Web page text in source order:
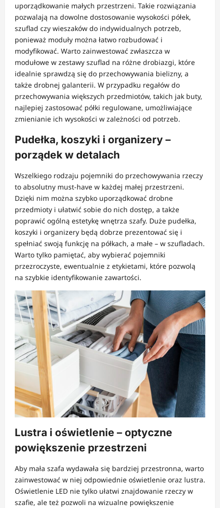
uporządkowanie małych przestrzeni. Takie rozwiązania
pozwalają na dowolne dostosowanie wysokości półek,
szuflad czy wieszaków do indywidualnych potrzeb,
ponieważ moduły można łatwo rozbudować i
modyfikować. Warto zainwestować zwłaszcza w
modułowe w zestawy szuflad na różne drobiazgi, które
idealnie sprawdzą się do przechowywania bielizny, a
także drobnej galanterii. W przypadku regałów do
przechowywania większych przedmiotów, takich jak buty,
najlepiej zastosować półki regulowane, umożliwiające
zmienianie ich wysokości w zależności od potrzeb.
Pudełka, koszyki i organizery –
porządek w detalach
Wszelkiego rodzaju pojemniki do przechowywania rzeczy
to absolutny must-have w każdej małej przestrzeni.
Dzięki nim można szybko uporządkować drobne
przedmioty i ułatwić sobie do nich dostęp, a także
poprawić ogólną estetykę wnętrza szafy. Duże pudełka,
koszyki i organizery będą dobrze prezentować się i
spełniać swoją funkcję na półkach, a małe – w szufladach.
Warto tylko pamiętać, aby wybierać pojemniki
przezroczyste, ewentualnie z etykietami, które pozwolą
na szybkie identyfikowanie zawartości.
Lustra i oświetlenie – optyczne
powiększenie przestrzeni
Aby mała szafa wydawała się bardziej przestronna, warto
zainwestować w niej odpowiednie oświetlenie oraz lustra.
Oświetlenie LED nie tylko ułatwi znajdowanie rzeczy w
szafie, ale też pozwoli na wizualne powiększenie